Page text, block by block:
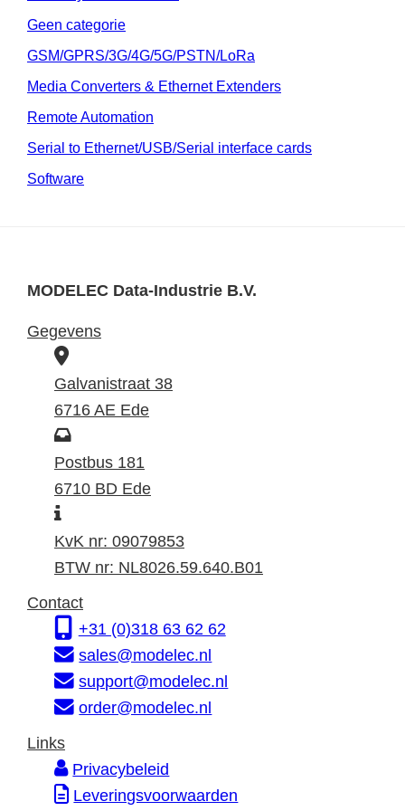
Geen categorie
GSM/GPRS/3G/4G/5G/PSTN/LoRa
Media Converters & Ethernet Extenders
Remote Automation
Serial to Ethernet/USB/Serial interface cards
Software
MODELEC Data-Industrie B.V.
Gegevens
B
e
z
o
e
k
d
r
s
Galvanistraat 38
6716 AE Ede
P
o
s
a
d
e
s
Postbus 181
6710 BD Ede
I
n
f
r
m
a
t
e
KvK nr: 09079853
BTW nr: NL8026.59.640.B01
Contact
+31 (0)318 63 62 62
sales@modelec.nl
support@modelec.nl
order@modelec.nl
Links
Privacybeleid
Leveringsvoorwaarden